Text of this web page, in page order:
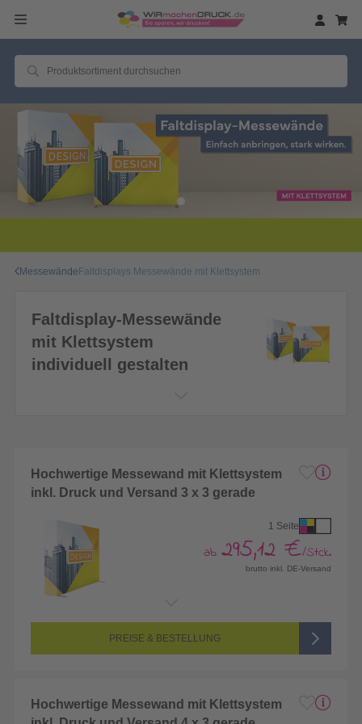
MessewändeFaltdisplays Messewände mit Klettsystem
Faltdisplay-Messewände
mit Klettsystem
individuell gestalten
Hochwertige Messewand mit Klettsystem
inkl. Druck und Versand 3 x 3 gerade
1 Seite
ab 295,12 €/Stck.
brutto inkl. DE-Versand
Seitenanzahl: 1-seitig (Vorderseite bedruckt, Rückseite unbedruckt)
4/0-farbig CMYK (vollfarbig bedruckt)
PREISE & BESTELLUNG
Hochwertige Messewand mit Klettsystem